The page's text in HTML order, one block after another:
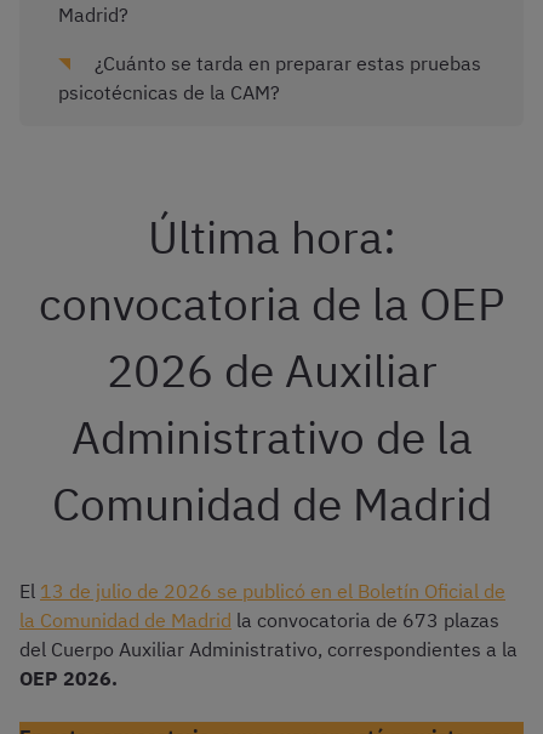
Madrid?
¿Cuánto se tarda en preparar estas pruebas
psicotécnicas de la CAM?
Última hora:
convocatoria de la OEP
2026 de Auxiliar
Administrativo de la
Comunidad de Madrid
El 13 de julio de 2026 se publicó en el Boletín Oficial de
la Comunidad de Madrid la convocatoria de 673 plazas
del Cuerpo Auxiliar Administrativo, correspondientes a la
OEP 2026.